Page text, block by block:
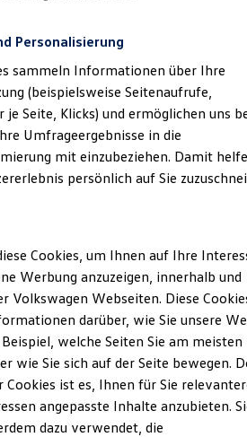
mit Schlussrate
und Garantien
Class bei Volkswagen
der ID. Modelle
im Winter
Personalisierung
sammeln Informationen über Ihre
(beispielsweise Seitenaufrufe,
je Seite, Klicks) und ermöglichen uns
Umfrageergebnisse in die
mit einzubeziehen. Damit
persönlich auf Sie
Cookies, um Ihnen auf Ihre
Werbung anzuzeigen, innerhalb und
Volkswagen Webseiten. Diese
darüber, wie Sie unsere
welche Seiten Sie am meisten
wie Sie sich auf der Seite bewegen.
Cookies ist es, Ihnen für Sie
angepasste Inhalte anzubieten.
dazu verwendet, die